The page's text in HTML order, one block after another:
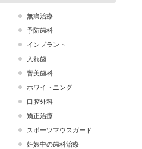
無痛治療
予防歯科
インプラント
入れ歯
審美歯科
ホワイトニング
口腔外科
矯正治療
スポーツマウスガード
妊娠中の歯科治療